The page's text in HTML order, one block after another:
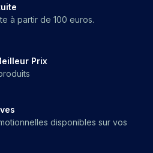
à partir de 100 euros.
Prix
disponibles sur vos